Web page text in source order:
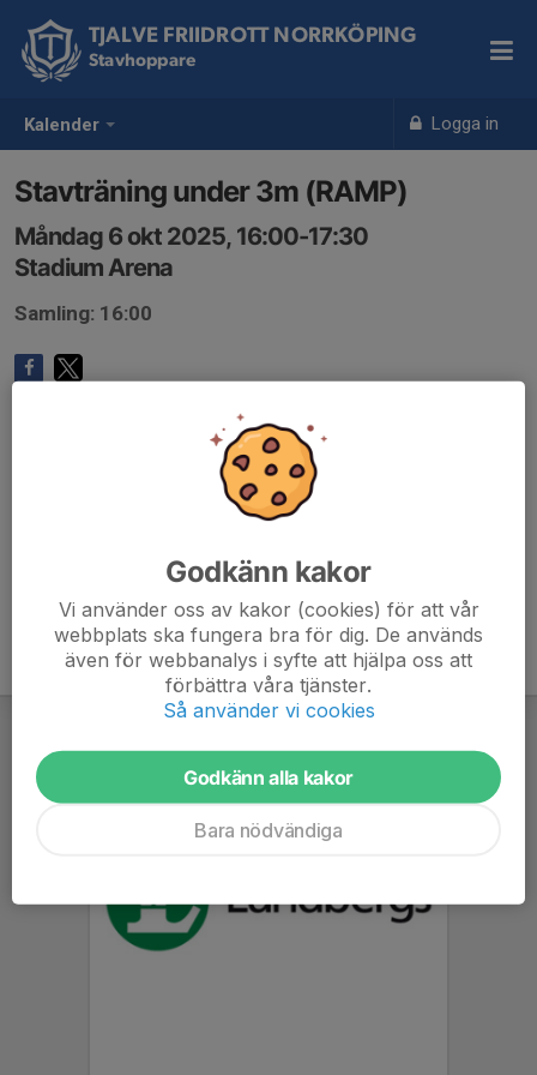
Kalender Logga in
TJALVE FRIIDROTT NORRKÖPING
Stavhoppare
Stavträning under 3m (RAMP)
Måndag 6 okt 2025, 16:00-17:30
Stadium Arena
Samling: 16:00
Godkänn kakor
Vi använder oss av kakor (cookies) för att vår
webbplats ska fungera bra för dig. De används
även för webbanalys i syfte att hjälpa oss att
förbättra våra tjänster.
Så använder vi cookies
Godkänn alla kakor
Bara nödvändiga